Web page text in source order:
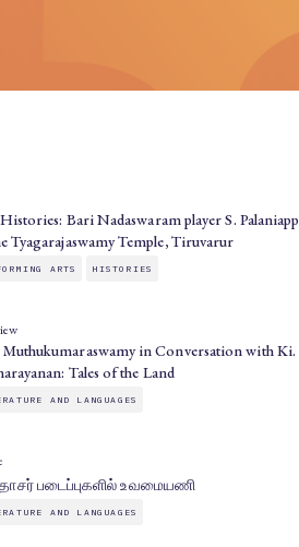
Bari Nadaswaram player S.
Tyagarajaswamy Temple, Tiruvarur
ARTS HISTORIES
in Conversation with Ki.
Tales of the Land
AND LANGUAGES
படைப்புகளில் உவமையணி
AND LANGUAGES